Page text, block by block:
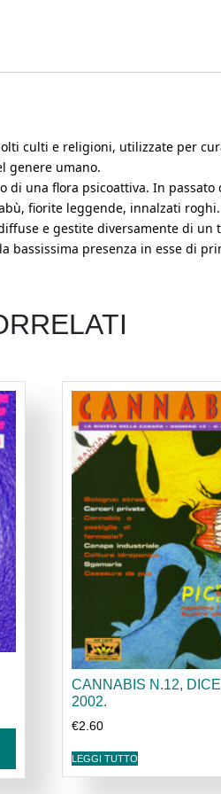
culti e religioni, utilizzate per
genere umano.
di una flora psicoattiva. In
fiorite leggende, innalzati
e gestite diversamente di
bassissima presenza in esse di
CANNABIS N.12,
2002.
€2.60
LEGGI TUTTO